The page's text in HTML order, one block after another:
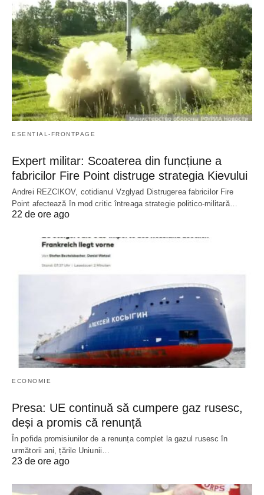
ESENTIAL-FRONTPAGE
Expert militar: Scoaterea din funcțiune a
fabricilor Fire Point distruge strategia Kievului
Andrei REZCIKOV, cotidianul Vzglyad Distrugerea fabricilor Fire
Point afectează în mod critic întreaga strategie politico-militară…
22 de ore ago
ECONOMIE
Presa: UE continuă să cumpere gaz rusesc,
deși a promis că renunță
În pofida promisiunilor de a renunța complet la gazul rusesc în
următorii ani, țările Uniunii…
23 de ore ago